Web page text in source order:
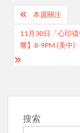
Post本週關注
11月30日「心印
響】8-9PM (美中)
搜索